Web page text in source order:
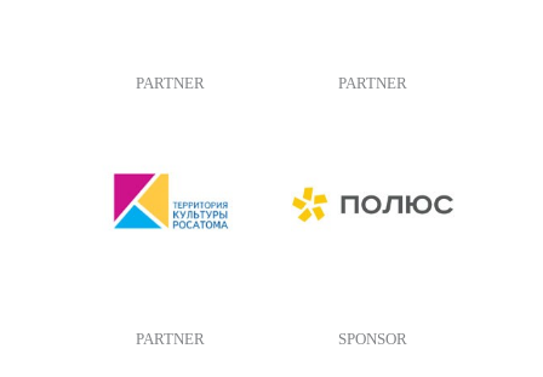
PARTNER PARTNER
PARTNER SPONSOR